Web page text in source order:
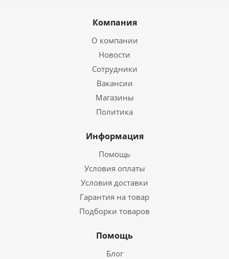
Компания
О компании
Новости
Сотрудники
Вакансии
Магазины
Политика
Информация
Помощь
Условия оплаты
Условия доставки
Гарантия на товар
Подборки товаров
Помощь
Блог